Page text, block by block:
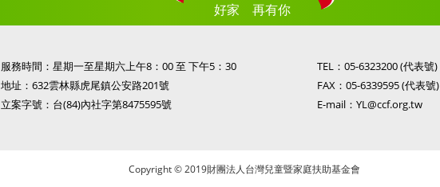
好家 再有你
服務時間：星期一至星期六上午8：00 至 下午5：30
地址：632雲林縣虎尾鎮公安路201號
立案字號：台(84)內社字第8475595號
TEL： 05-6323200(代表號)
FAX：05-6339595 (代表號)
E-mail： YL@ccf.org.tw
Copyright © 2019財團法人台灣兒童暨家庭扶助基金會